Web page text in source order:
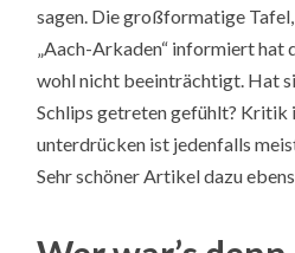
sagen. Die großformatige
„Aach-Arkaden“ informiert hat
wohl nicht beeinträchtigt. Hat
Schlips getreten gefühlt? Kritik
unterdrücken ist jedenfalls
Sehr schöner Artikel dazu